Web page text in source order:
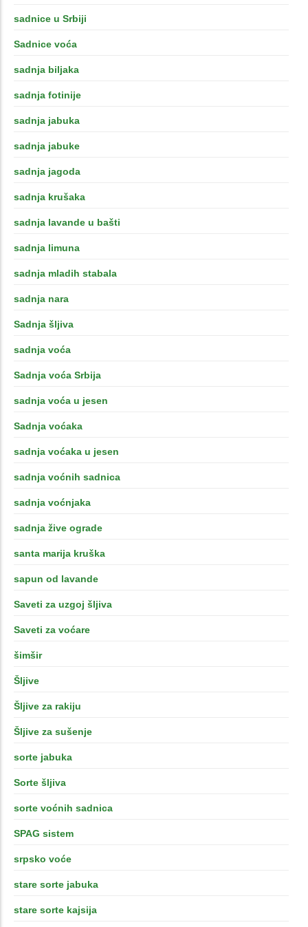
sadnice u Srbiji
Sadnice voća
sadnja biljaka
sadnja fotinije
sadnja jabuka
sadnja jabuke
sadnja jagoda
sadnja krušaka
sadnja lavande u bašti
sadnja limuna
sadnja mladih stabala
sadnja nara
Sadnja šljiva
sadnja voća
Sadnja voća Srbija
sadnja voća u jesen
Sadnja voćaka
sadnja voćaka u jesen
sadnja voćnih sadnica
sadnja voćnjaka
sadnja žive ograde
santa marija kruška
sapun od lavande
Saveti za uzgoj šljiva
Saveti za voćare
šimšir
Šljive
Šljive za rakiju
Šljive za sušenje
sorte jabuka
Sorte šljiva
sorte voćnih sadnica
SPAG sistem
srpsko voće
stare sorte jabuka
stare sorte kajsija